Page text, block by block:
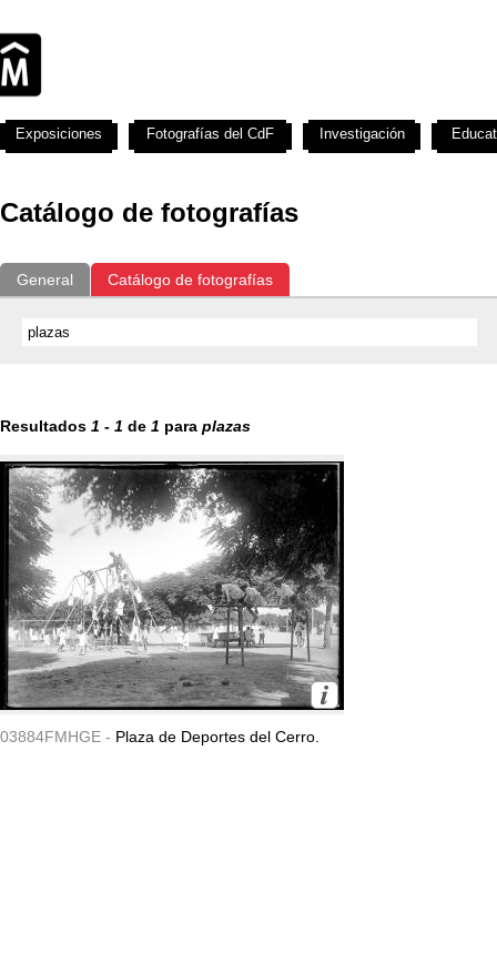
Catálogo de fotografías
General Catálogo de fotografías
Resultados 1 - 1 de 1 para plazas
03884FMHGE - Plaza de Deportes del Cerro.
Exposiciones Fotografías del CdF Investigación